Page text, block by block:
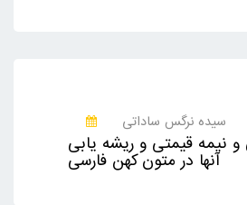
سیده نرگس ساداتی
نیمه قیمتی و ریشه یابی
آنها در متون کهن فارسی